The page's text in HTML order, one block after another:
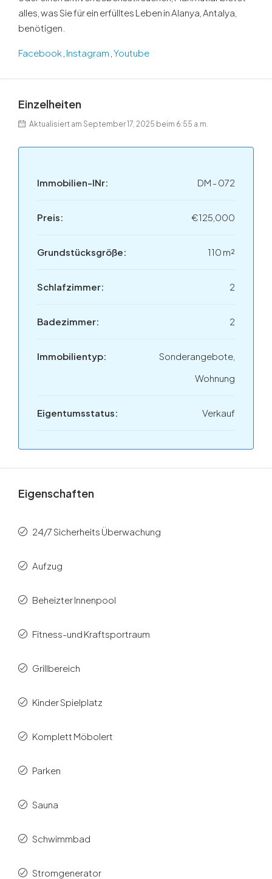
alles, was Sie für ein erfülltes Leben in Alanya, Antalya,
benötigen.
Facebook Instagram Youtube
Einzelheiten
Aktualisiert am September 17, 2025 beim 6:55 a.m.
Immobilien-INr: DM - 072
Preis: €125,000
Grundstücksgröße: 110 m²
Schlafzimmer: 2
Badezimmer: 2
Immobilientyp:
Sonderangebote,
Wohnung
Eigentumsstatus: Verkauf
Eigenschaften
24/7 Sicherheits Überwachung
Aufzug
Beheizter Innenpool
Fitness-und Kraftsportraum
Grillbereich
Kinder Spielplatz
Komplett Möbolert
Parken
Sauna
Schwimmbad
Stromgenerator